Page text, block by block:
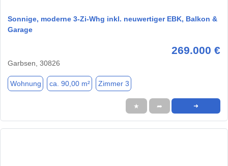
Sonnige, moderne 3-Zi-Whg inkl. neuwertiger EBK, Balkon &
Garage
269.000 €
Garbsen, 30826
Wohnung ca. 90,00 m² Zimmer 3
★ ➦ ➜